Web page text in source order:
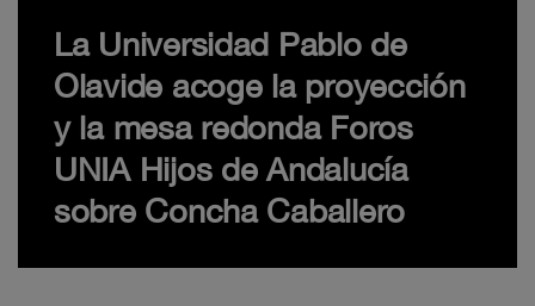
La Universidad Pablo de
Olavide acoge la proyección
y la mesa redonda Foros
UNIA Hijos de Andalucía
sobre Concha Caballero